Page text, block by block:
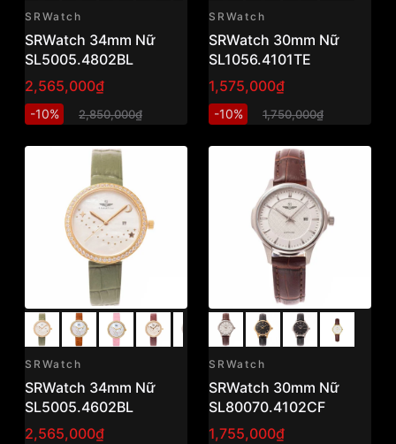
SRWatch
SRWatch 34mm Nữ
SL5005.4802BL
2,565,000₫
-10% 2,850,000₫
SRWatch
SRWatch 30mm Nữ
SL1056.4101TE
1,575,000₫
-10% 1,750,000₫
SRWatch
SRWatch 34mm Nữ
SL5005.4602BL
2,565,000₫
SRWatch
SRWatch 30mm Nữ
SL80070.4102CF
1,755,000₫